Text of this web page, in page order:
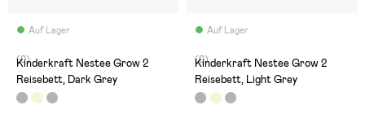
Auf Lager
(0)
Kinderkraft Nestee Grow 2
Reisebett, Dark Grey
Auf Lager
(0)
Kinderkraft Nestee Grow 2
Reisebett, Light Grey